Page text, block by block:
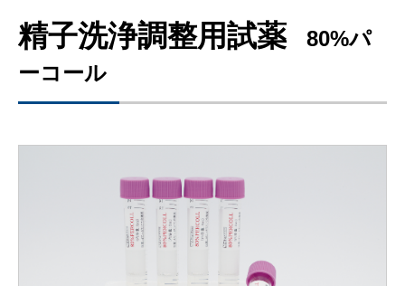
精子洗浄調整用試薬
80%パ
ーコール